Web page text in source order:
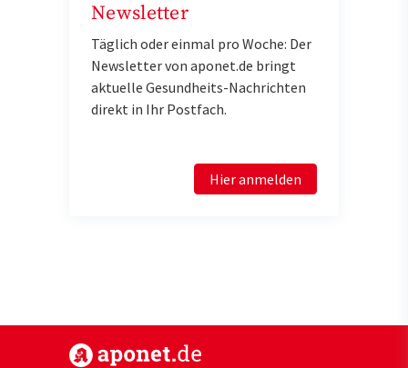
Newsletter
Täglich oder einmal pro Woche: Der
Newsletter von aponet.de bringt
aktuelle Gesundheits-Nachrichten
direkt in Ihr Postfach.
Hier anmelden